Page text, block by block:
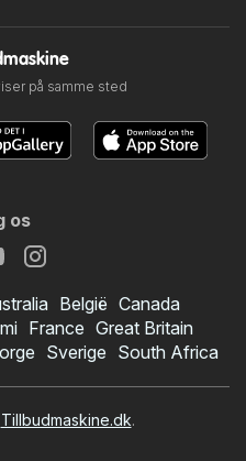
på samme sted
os
België Canada
France Great Britain
Sverige South Africa
Tillbudmaskine.dk.